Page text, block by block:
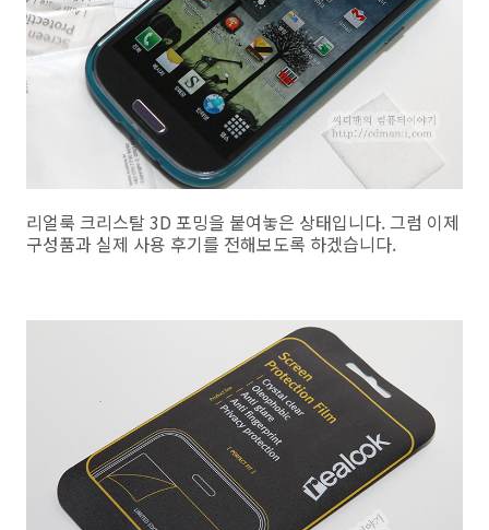
리얼룩 크리스탈 3D 포밍을 붙여놓은 상태입니다. 그럼 이제
구성품과 실제 사용 후기를 전해보도록 하겠습니다.